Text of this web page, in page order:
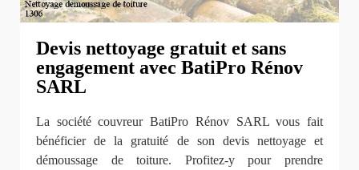
Devis nettoyage gratuit et sans
engagement avec BatiPro Rénov
SARL
La société couvreur BatiPro Rénov SARL vous fait
bénéficier de la gratuité de son devis nettoyage et
démoussage de toiture. Profitez-y pour prendre